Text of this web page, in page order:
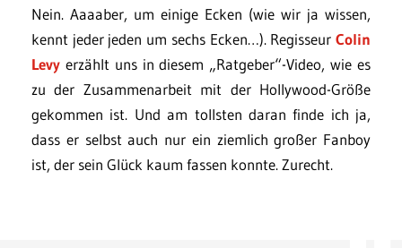
Nein. Aaaaber, um einige Ecken (wie wir ja wissen,
kennt jeder jeden um sechs Ecken…). Regisseur Colin
Levy erzählt uns in diesem „Ratgeber“-Video, wie es
zu der Zusammenarbeit mit der Hollywood-Größe
gekommen ist. Und am tollsten daran finde ich ja,
dass er selbst auch nur ein ziemlich großer Fanboy
ist, der sein Glück kaum fassen konnte. Zurecht.